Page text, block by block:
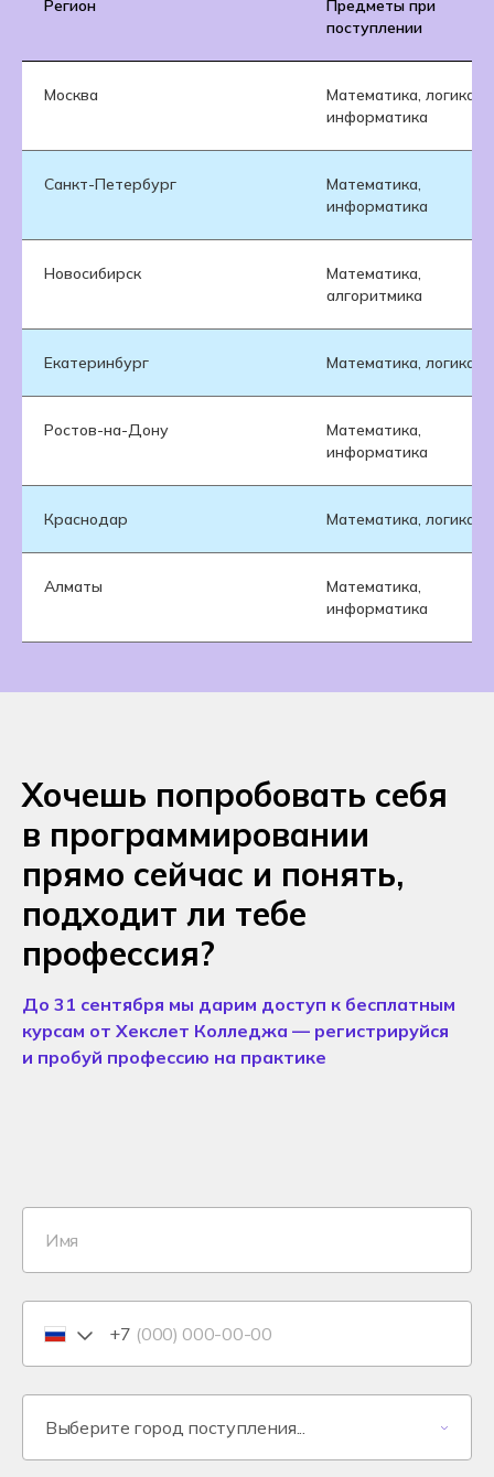
Регион
Предметы при
поступлении
Москва
Математика, логика,
информатика
Санкт-Петербург
Математика,
информатика
Новосибирск
Математика,
алгоритмика
Екатеринбург Математика, логика
Ростов-на-Дону
Математика,
информатика
Краснодар Математика, логика
Алматы
Математика,
информатика
Хочешь попробовать себя
в программировании
прямо сейчас и понять,
подходит ли тебе
профессия?
До 31 сентября мы дарим доступ к бесплатным
курсам от Хекслет Колледжа — регистрируйся
и пробуй профессию на практике
+7